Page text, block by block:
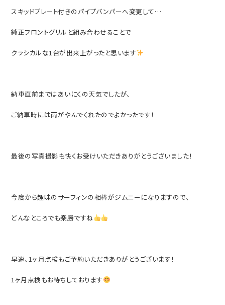
スキッドプレート付きのパイプバンパーへ変更して…
純正フロントグリルと組み合わせることで
クラシカルな1台が出来上がったと思います
納車直前まではあいにくの天気でしたが、
ご納車時には雨がやんでくれたのでよかったです！
最後の写真撮影も快くお受けいただきありがとうございました！
今度から趣味のサーフィンの相棒がジムニーになりますので、
どんなところでも楽勝ですね
早速、1ヶ月点検もご予約いただきありがとうございます！
1ヶ月点検もお待ちしております